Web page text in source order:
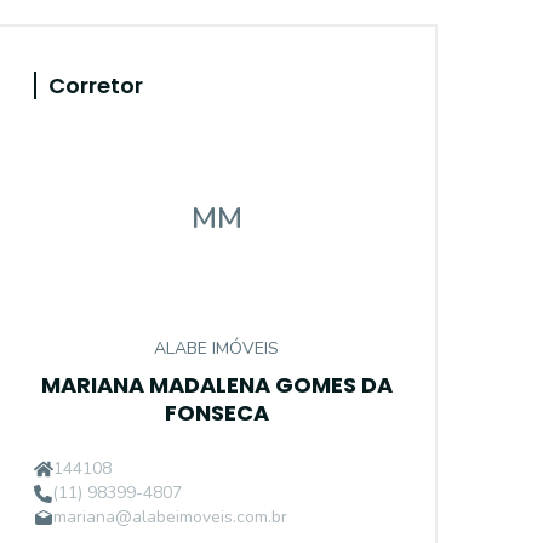
Corretor
MM
ALABE IMÓVEIS
MARIANA MADALENA GOMES DA
FONSECA
144108
(11) 98399-4807
mariana@alabeimoveis.com.br